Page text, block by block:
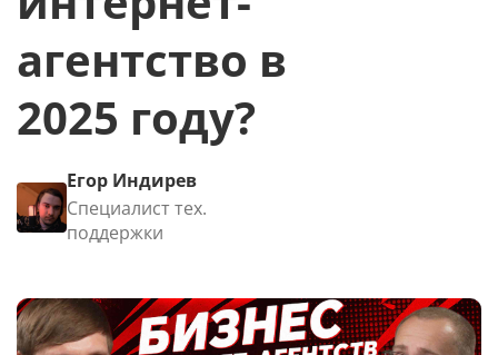
агентство в
2025 году?
Егор Индирев
Специалист тех.
поддержки